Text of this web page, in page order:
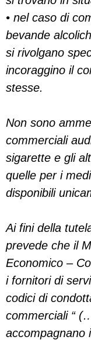
• nel caso di
bevande
si rivolgano
incoraggino il
stesse.
Non sono
commerciali
sigarette e gli
quelle per i
disponibili
Ai fini della
prevede che il
Economico –
i fornitori di
codici di
commerciali “
accompagnano